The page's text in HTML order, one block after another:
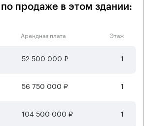
продаже в этом здании:
Арендная плата Этаж
52 500 000 ₽ 1
56 750 000 ₽ 1
104 500 000 ₽ 1